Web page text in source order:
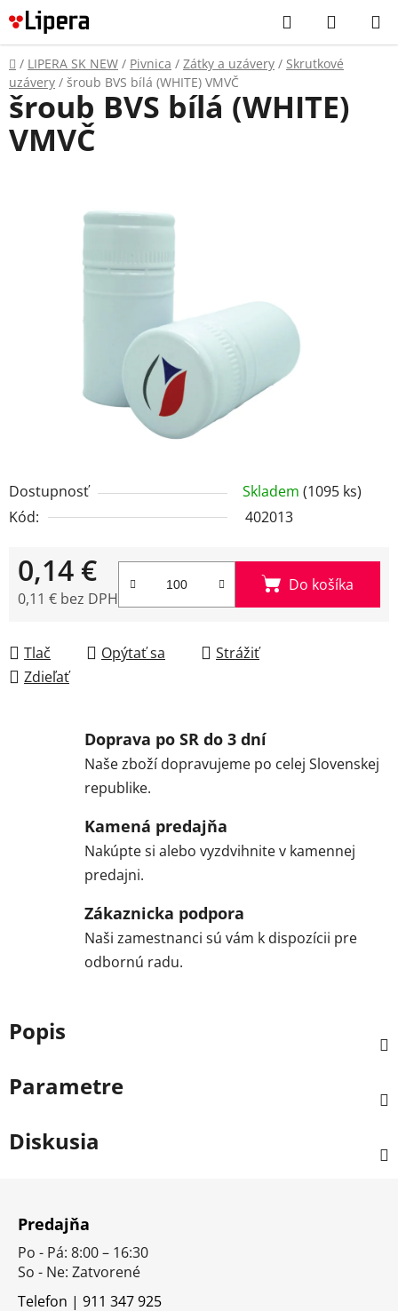
Prejsť
na
obsah
Hľadať
KOŠÍK
Domov
/ LIPERA SK NEW / Pivnica / Zátky a uzávery / Skrutkové
uzávery / šroub BVS bílá (WHITE) VMVČ
Dostupnosť Skladem (1095 ks)
Kód:
402013
0,14 €
0,11 € bez DPH
Do košíka
Tlač Opýtať sa
Strážiť
Zdieľať
šroub BVS bílá (WHITE)
VMVČ
Doprava po SR do 3 dní
Naše zboží dopravujeme po celej Slovenskej
republike.
Kamená predajňa
Nakúpte si alebo vyzdvihnite v kamennej
predajni.
Zákaznicka podpora
Naši zamestnanci sú vám k dispozícii pre
odbornú radu.
Popis
Parametre
Diskusia
Predajňa
Po - Pá: 8:00 – 16:30
So - Ne: Zatvorené
Telefon | 911 347 925